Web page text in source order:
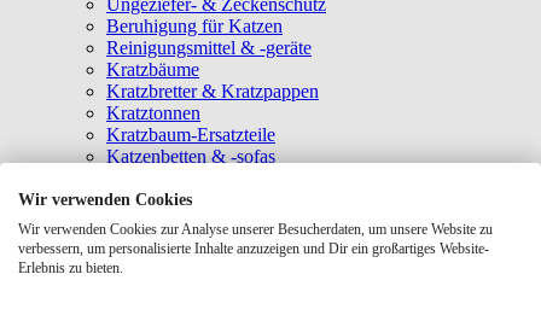
Ungeziefer- & Zeckenschutz
Beruhigung für Katzen
Reinigungsmittel & -geräte
Kratzbäume
Kratzbretter & Kratzpappen
Kratztonnen
Kratzbaum-Ersatzteile
Katzenbetten & -sofas
Katzenhäuser
Hängematten & Fensterliegeplätze
Katzendecken & -matten
Baldrian- & Catnipspielzeug
Wir verwenden Cookies
Wir verwenden Cookies zur Analyse unserer Besucherdaten, um unsere Website zu
verbessern, um personalisierte Inhalte anzuzeigen und Dir ein großartiges Website-
Erlebnis zu bieten.